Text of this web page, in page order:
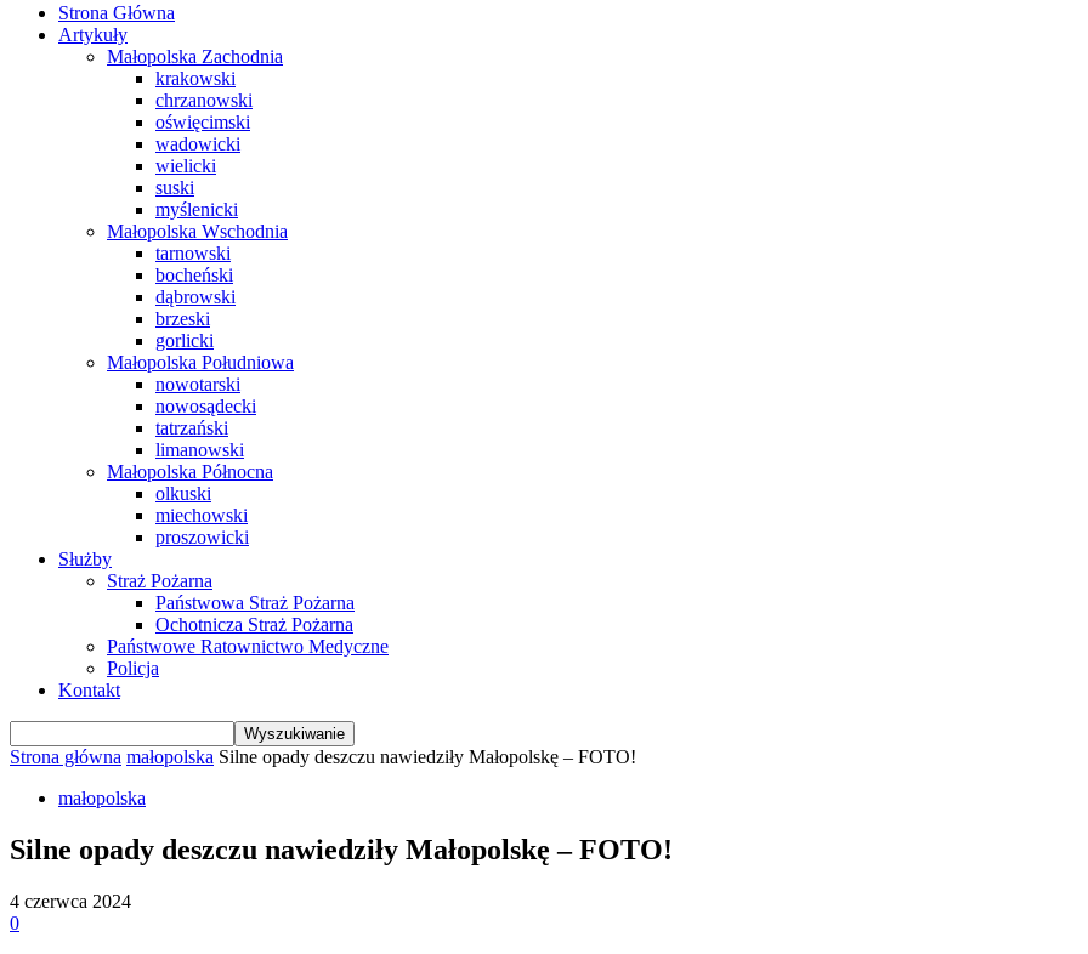
Strona Główna
Artykuły
Małopolska Zachodnia
krakowski
chrzanowski
oświęcimski
wadowicki
wielicki
suski
myślenicki
Małopolska Wschodnia
tarnowski
bocheński
dąbrowski
brzeski
gorlicki
Małopolska Południowa
nowotarski
nowosądecki
tatrzański
limanowski
Małopolska Północna
olkuski
miechowski
proszowicki
Służby
Straż Pożarna
Państwowa Straż Pożarna
Ochotnicza Straż Pożarna
Państwowe Ratownictwo Medyczne
Policja
Kontakt
Strona główna małopolska Silne opady deszczu nawiedziły Małopolskę – FOTO!
małopolska
Silne opady deszczu nawiedziły Małopolskę – FOTO!
4 czerwca 2024
0